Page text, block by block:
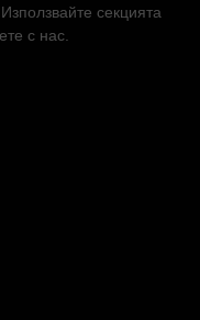
секцията
с нас.